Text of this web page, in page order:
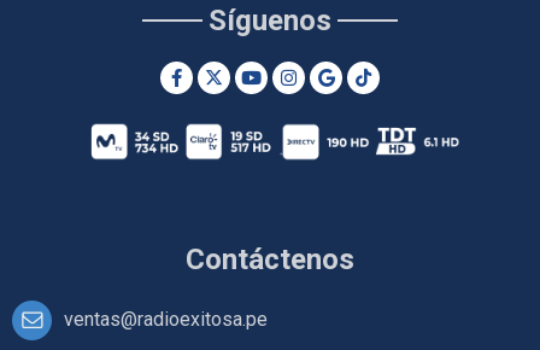
Contáctenos
ventas@radioexitosa.pe
Síguenos